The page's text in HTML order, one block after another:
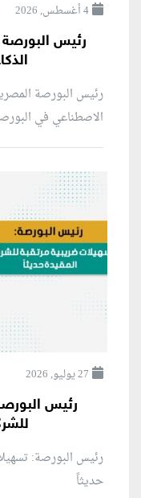
4 أغسطس, 2026
رئيس
رئيس البورصة
الاصطناعي في
27 يوليو, 2026
رئيس
رئيس البورصة:
حديثاً